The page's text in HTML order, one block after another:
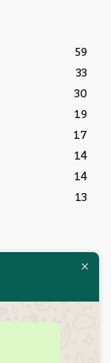
59
33
30
19
17
14
14
13
संगम है